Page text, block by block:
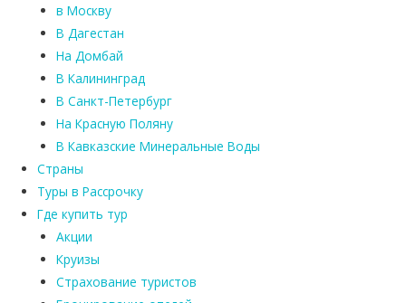
в Москву
В Дагестан
На Домбай
В Калининград
В Санкт-Петербург
На Красную Поляну
В Кавказские Минеральные Воды
Страны
Туры в Рассрочку
Где купить тур
Акции
Круизы
Страхование туристов